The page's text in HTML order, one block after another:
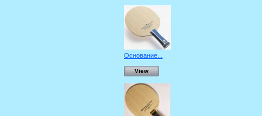
Основание...
View